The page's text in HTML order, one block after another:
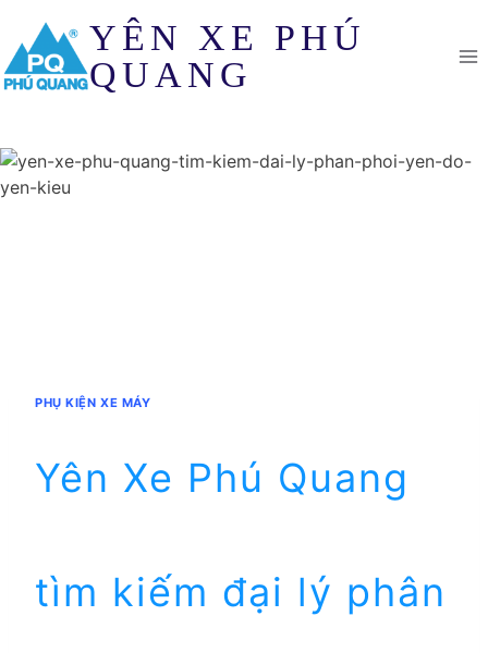
content
YÊN XE PHÚ
QUANG
PHỤ KIỆN XE MÁY
Yên Xe Phú Quang
tìm kiếm đại lý phân